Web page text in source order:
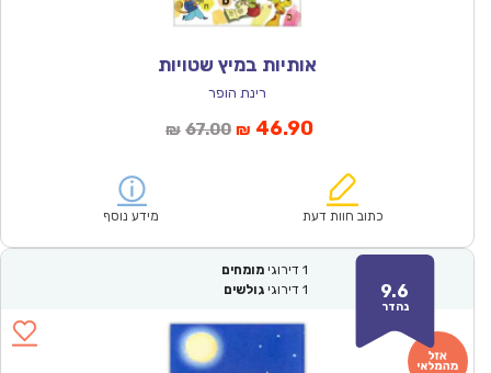
אותיות במיץ שטויות
רינת הופר
₪ 67.00המחיר
₪67.00.
₪ 46.90המחיר
הוא:
כתוב חוות דעת מידע נוסף
9.6
נהדר
1 דירוגי מומחים
1 דירוגי גולשים